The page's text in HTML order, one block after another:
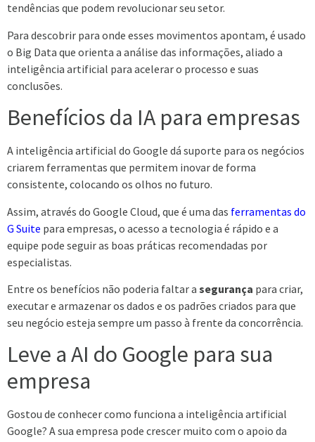
tendências que podem revolucionar seu setor.
Para descobrir para onde esses movimentos apontam, é usado
o Big Data que orienta a análise das informações, aliado a
inteligência artificial para acelerar o processo e suas
conclusões.
Benefícios da IA para empresas
A inteligência artificial do Google dá suporte para os negócios
criarem ferramentas que permitem inovar de forma
consistente, colocando os olhos no futuro.
Assim, através do Google Cloud, que é uma das ferramentas do
G Suite para empresas, o acesso a tecnologia é rápido e a
equipe pode seguir as boas práticas recomendadas por
especialistas.
Entre os benefícios não poderia faltar a segurança para criar,
executar e armazenar os dados e os padrões criados para que
seu negócio esteja sempre um passo à frente da concorrência.
Leve a AI do Google para sua
empresa
Gostou de conhecer como funciona a inteligência artificial
Google? A sua empresa pode crescer muito com o apoio da